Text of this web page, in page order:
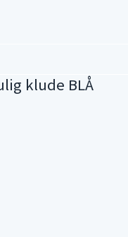
klude BLÅ